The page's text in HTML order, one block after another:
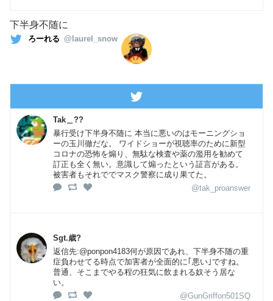
下半身不随に
ろーれる @laurel_snow
Tak＿??
暴行受け下半身不随に 本当に悪いのはモーニングショ
ーの玉川徹だな。 ワイドショーが視聴率のために新型
コロナの恐怖を煽り、無駄な検査や薬の濫用を勧めて
訂正も全く無い。意識して煽ったという証言がある。
被害者もそれででマスク警察に成り果てた。
@tak_proanswer
Sgt.歳?
返信先:@ponpon4183何が原因であれ、下半身不随の重
症負わせてる時点で加害者が全面的に｢悪い｣ですね。
普通、そこまでやる程の狂気に飲まれる奴そう居な
い。
@GunGriffon501SQ